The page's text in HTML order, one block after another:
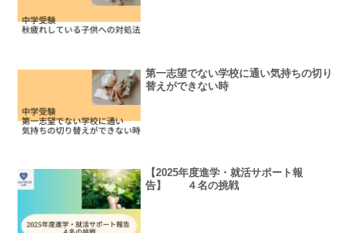
第一志望でない学校に通い気持ちの切り
替えができない時
【2025年度進学・就活サポート報
告】 ４名の挑戦